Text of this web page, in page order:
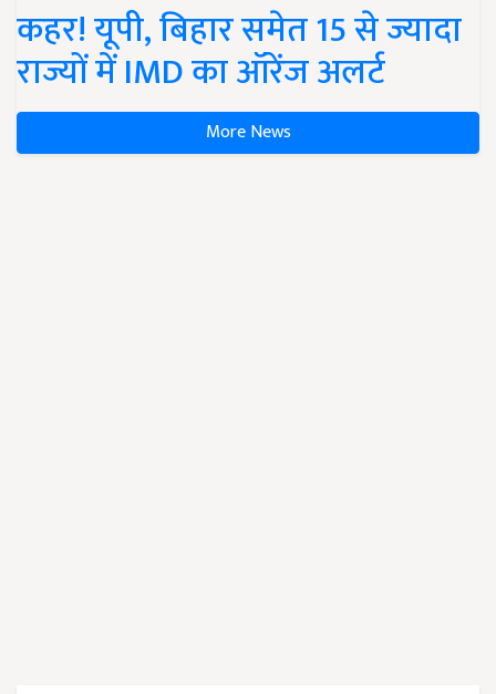
कहर! यूपी, बिहार समेत 15 से ज्यादा
राज्यों में IMD का ऑरेंज अलर्ट
More News